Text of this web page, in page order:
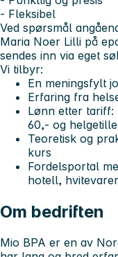
- Fleksibel
Ved spørsmål
Maria Noer Lilli på
sendes inn via eget
Vi tilbyr:
En meningsfylt
Erfaring fra
Lønn etter tariff:
60,- og
Teoretisk og
kurs
Fordelsportal
hotell,
Om bedriften
Mio BPA er en av